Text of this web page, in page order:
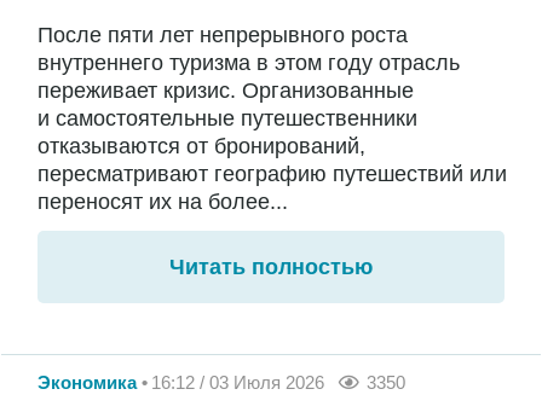
После пяти лет непрерывного роста
внутреннего туризма в этом году отрасль
переживает кризис. Организованные
и самостоятельные путешественники
отказываются от бронирований,
пересматривают географию путешествий или
переносят их на более...
Читать полностью
Экономика 16:12 / 03 Июля 2026 3350